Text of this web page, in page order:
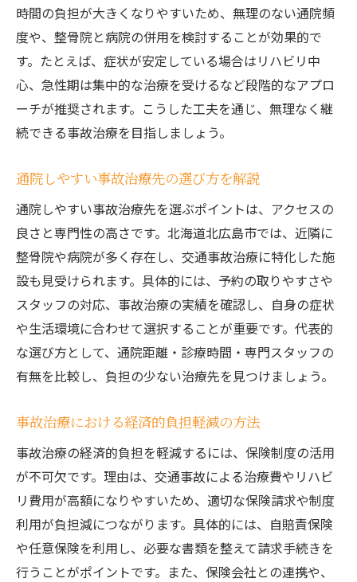
時間の負担が大きくなりやすいため、無理のない通院頻
度や、整骨院と病院の併用を検討することが効果的で
す。たとえば、症状が安定している場合はリハビリ中
心、急性期は集中的な治療を受けるなど段階的なアプロ
ーチが推奨されます。こうした工夫を通じ、無理なく継
続できる事故治療を目指しましょう。
通院しやすい事故治療先の選び方を解説
通院しやすい事故治療先を選ぶポイントは、アクセスの
良さと専門性の高さです。北海道北広島市では、近隣に
整骨院や病院が多く存在し、交通事故治療に特化した施
設も見受けられます。具体的には、予約の取りやすさや
スタッフの対応、事故治療の実績を確認し、自身の症状
や生活環境に合わせて選択することが重要です。代表的
な選び方として、通院距離・診療時間・専門スタッフの
有無を比較し、負担の少ない治療先を見つけましょう。
事故治療における経済的負担軽減の方法
事故治療の経済的負担を軽減するには、保険制度の活用
が不可欠です。理由は、交通事故による治療費やリハビ
リ費用が高額になりやすいため、適切な保険請求や制度
利用が負担減につながります。具体的には、自賠責保険
や任意保険を利用し、必要な書類を整えて請求手続きを
行うことがポイントです。また、保険会社との連携や、